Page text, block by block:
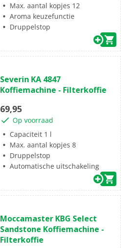
Max. aantal kopjes 12
Aroma keuzefunctie
Druppelstop
van
de
sterren.
1
beoordeling
Severin KA 4847
Koffiemachine - Filterkoffie
69,95
Op voorraad
Capaciteit 1 l
Max. aantal kopjes 8
Druppelstop
Automatische uitschakeling
van
de
5
Moccamaster KBG Select
Sandstone Koffiemachine -
Filterkoffie